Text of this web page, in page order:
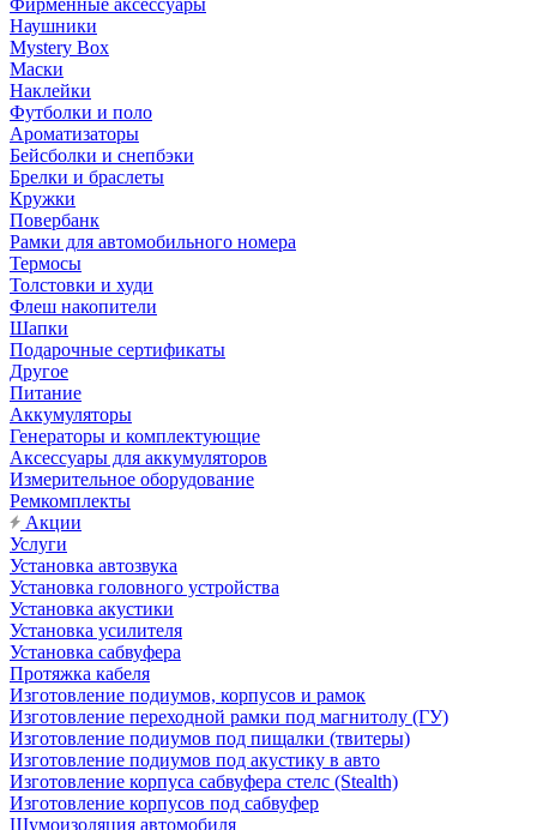
Фирменные аксессуары
Наушники
Mystery Box
Маски
Наклейки
Футболки и поло
Ароматизаторы
Бейсболки и снепбэки
Брелки и браслеты
Кружки
Повербанк
Рамки для автомобильного номера
Термосы
Толстовки и худи
Флеш накопители
Шапки
Подарочные сертификаты
Другое
Питание
Аккумуляторы
Генераторы и комплектующие
Аксессуары для аккумуляторов
Измерительное оборудование
Ремкомплекты
Акции
Услуги
Установка автозвука
Установка головного устройства
Установка акустики
Установка усилителя
Установка сабвуфера
Протяжка кабеля
Изготовление подиумов, корпусов и рамок
Изготовление переходной рамки под магнитолу (ГУ)
Изготовление подиумов под пищалки (твитеры)
Изготовление подиумов под акустику в авто
Изготовление корпуса сабвуфера стелс (Stealth)
Изготовление корпусов под сабвуфер
Шумоизоляция автомобиля